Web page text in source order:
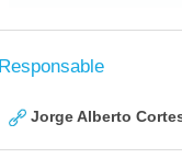
Responsable
Jorge Alberto